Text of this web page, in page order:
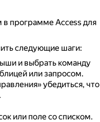
в программе Access для
следующие шаги:
и выбрать команду
или запросом.
убедиться, что
или поле со списком.